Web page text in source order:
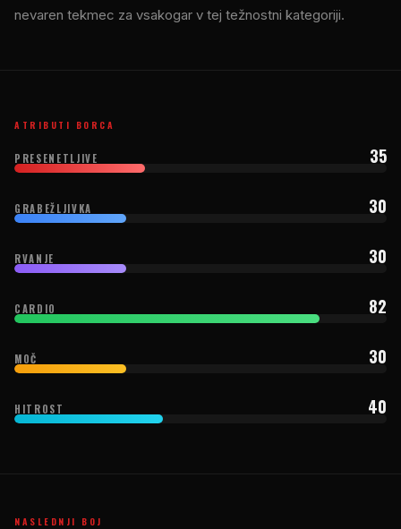
nevaren tekmec za vsakogar v tej težnostni kategoriji.
ATRIBUTI BORCA
PRESENETLJIVE 35
GRABEŽLJIVKA 30
RVANJE 30
CARDIO 82
MOČ 30
HITROST 40
NASLEDNJI BOJ